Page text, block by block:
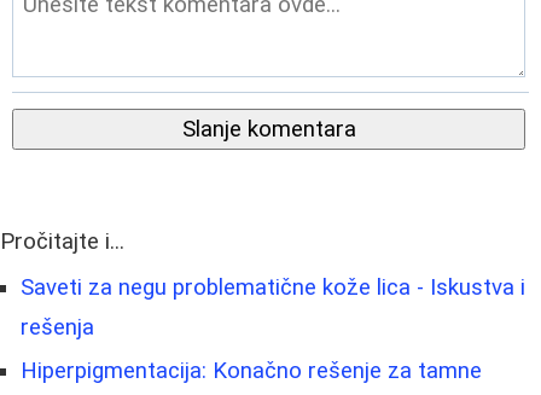
Slanje komentara
Pročitajte i...
Saveti za negu problematične kože lica - Iskustva i
rešenja
Hiperpigmentacija: Konačno rešenje za tamne